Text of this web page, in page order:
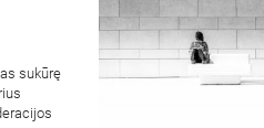
sukūrę